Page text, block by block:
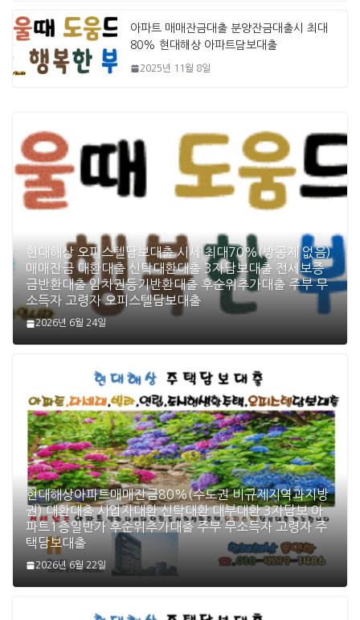
아파트 매매잔금대출 분양잔금대출시 최대
80% 현대해상 아파트담보대출
2025년 11월 8일
현대해상 오피스텔담보대출 시세 최대70%(방공제 없음)
매매잔금 대환대출 신탁대환대출 3자담보대출 전세보증
금반환대출 임차권등기반환대출 후순위추가대출 주부 무
소득자 고령자 오피스텔담보대출
2026년 6월 24일
현대해상아파트매매잔금80%(수도권 비규제지역과지방
권) 대환대출 사업자대환 신탁대환 대부대환 3자담보 아
파트1층일반가 후순위추가대출 주부 무소득자 고령자 주
택담보대출
2026년 6월 22일